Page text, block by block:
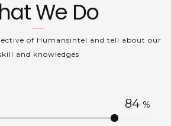
We Do
of Humansintel and tell about our
and knowledges
84 %